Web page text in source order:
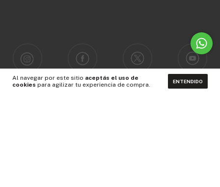
Al navegar por este sitio aceptás el uso de
cookies para agilizar tu experiencia de compra. ENTENDIDO